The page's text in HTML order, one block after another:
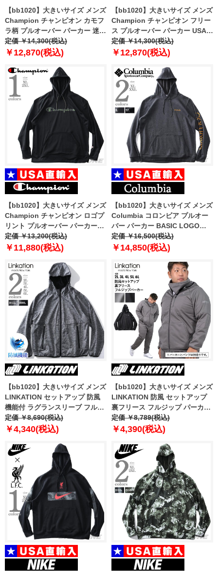
【bb1020】大きいサイズ メンズ
Champion チャンピオン カモフ
ラ柄 プルオーバー パーカー 迷彩
柄 USA直輸入 s9441p-586638
定価 ￥14,300(税込)
￥12,870(税込)
【bb1020】大きいサイズ メンズ
Champion チャンピオン フリー
ス プルオーバー パーカー USA直
輸入 s90224
定価 ￥14,300(税込)
￥12,870(税込)
【bb1020】大きいサイズ メンズ
Champion チャンピオン ロゴプ
リント プルオーバー パーカー
USA直輸入 s9441pg586mda
定価 ￥13,200(税込)
￥11,880(税込)
【bb1020】大きいサイズ メンズ
Columbia コロンビア プルオー
バー パーカー BASIC LOGO
HOODIE USA直輸入 1681661
定価 ￥16,500(税込)
￥14,850(税込)
【bb1020】大きいサイズ メンズ
LINKATION セットアップ 防風
機能付 ラグランスリーブ フルジ
ップ パーカー アスレジャー スポ
ーツウェア la-cj190429
定価 ￥8,690(税込)
￥4,340(税込)
【bb1020】大きいサイズ メンズ
LINKATION 防風 セットアップ
裏フリース フルジップ パーカー
la-cj210414
定価 ￥8,789(税込)
￥4,390(税込)